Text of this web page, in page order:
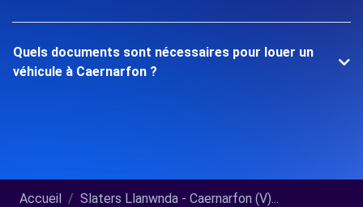
Quels documents sont nécessaires pour louer un
véhicule à Caernarfon ?
Accueil Slaters Llanwnda - Caernarfon (V)...